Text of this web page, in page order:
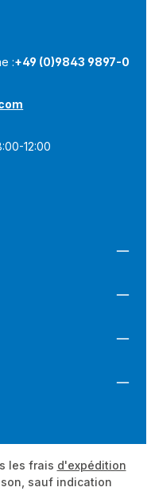
:+49 (0)9843 9897-0
12:00
les frais d'expédition
sauf indication